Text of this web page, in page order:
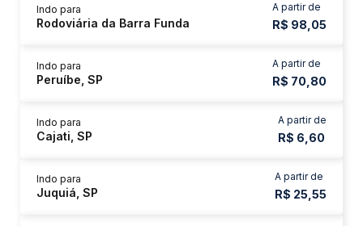
A partir de
R$ 98,05
Indo para
Rodoviária da Barra Funda
A partir de
R$ 70,80
Indo para
Peruíbe, SP
A partir de
R$ 6,60
Indo para
Cajati, SP
A partir de
R$ 25,55
Indo para
Juquiá, SP